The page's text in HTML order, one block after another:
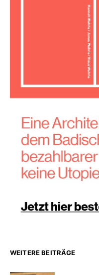
WEITERE BEITRÄGE